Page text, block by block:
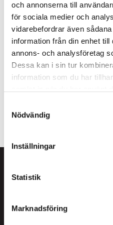
och annonserna till
för sociala medier och
vidarebefordrar även
information från din enhet
annons- och analysföretag
Dessa kan i sin tur
information som du har
Nödvändig
Inställningar
Statistik
Marknadsföring
Som medlem i
köpa 4 av våra populära
endast för 3. Här hittar
från den saltaste
karameller och lakrits
välja och vraka! Du blir
DU KANSKE GILLAR